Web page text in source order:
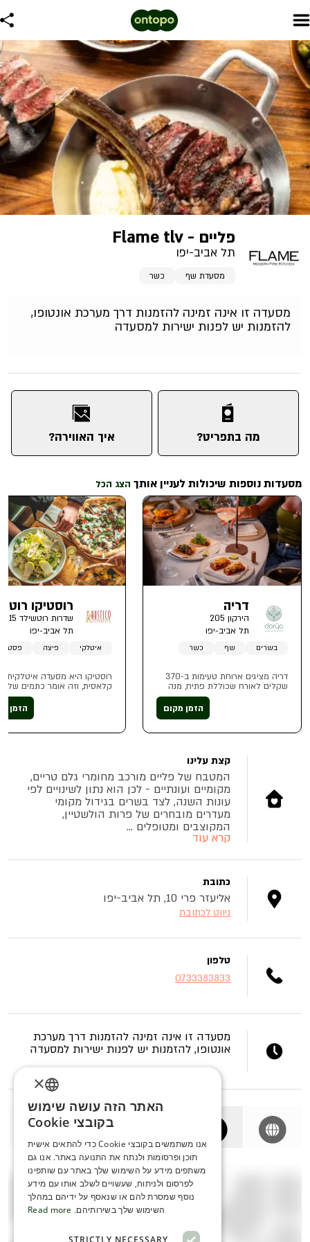
פליים - Flame tlv
תל אביב-יפו
מסעדת שף כשר
מסעדה זו אינה זמינה להזמנות דרך מערכת אונטופו,
להזמנות יש לפנות ישירות למסעדה
מה בתפריט? איך האווירה?
מסעדות נוספות שיכולות לעניין אותך הצג הכל
דריה
הירקון 205
תל אביב-יפו
בשרים שף כשר
דריה מציגים ארוחת טעימות ב-370
שקלים לאורח שכוללת פתיח, מנה
ראשונה, ביניים, עיקרית וקינוח זוגי.
הארוחה מתאימה עד ל-4 אורחים
וניתן לשדרג אותה ולהוסיף טעימות יין
הזמן מקום
רוסטיקו
שדרות רוטשילד 15
תל אביב-יפו
איטלקי פיצה פסטות
רוסטיקו היא מסעדה איטלקית
קלאסית, וזה אומר כתמים של
זית וריח של בלסמי, מוצרלה
בין האצבעות, משהו שיצא הרגע
מהתנור טרי וחם, קצת מלח גס
יין כמובן
הזמן
קצת עלינו
המטבח של פליים מורכב מחומרי גלם טריים,
מקומיים ועונתיים - לכן הוא נתון לשינויים לפי
עונות השנה, לצד בשרים בגידול מקומי
מעדרים מובחרים של פרות הולשטיין,
המקוצבים ומטופלים ...
קרא עוד
כתובת
אליעזר פרי 10, תל אביב-יפו
ניווט לכתובת
טלפון
0733383833
מסעדה זו אינה זמינה להזמנות דרך מערכת
אונטופו, להזמנות יש לפנות ישירות למסעדה
ENGLISH
SERBIA
HEBREW
RUSSIAN
×
האתר הזה עושה שימוש
בקובצי Cookie
אנו משתמשים בקובצי Cookie כדי להתאים אישית
תוכן ופרסומות ולנתח את התנועה באתר. אנו גם
משתפים מידע על השימוש שלך באתר עם שותפינו
לפרסום ולניתוח, שעשויים לשלב אותו עם מידע
נוסף שמסרת להם או שנאסף על ידיהם במהלך
השימוש שלך בשירותיהם. Read more
STRICTLY NECESSARY